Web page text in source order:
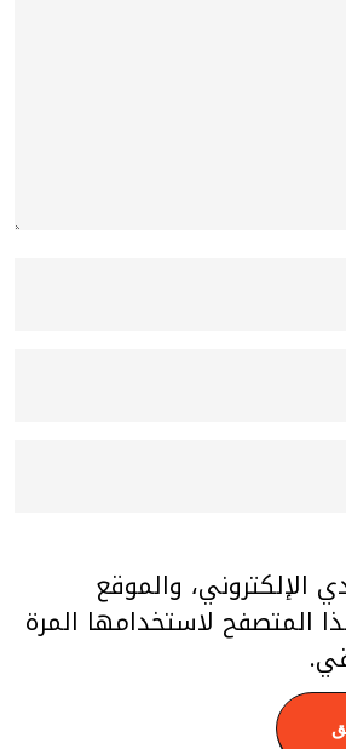
الإلكتروني، والموقع
المتصفح لاستخدامها المرة